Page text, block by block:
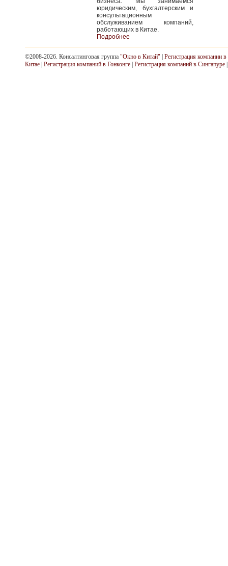
юридическим, бухгалтерским и
консультационным
обслуживанием компаний,
работающих в Китае.
Подробнее
©2008-2026. Консалтинговая группа "Окно в Китай" | Регистрация компании в
Китае | Регистрация компаний в Гонконге | Регистрация компаний в Сингапуре